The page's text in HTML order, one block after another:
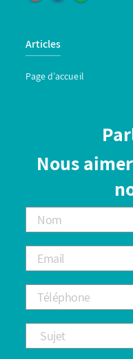
Articles
Page d’accueil
Nous